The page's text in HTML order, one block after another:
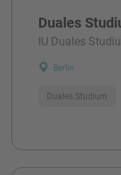
Duales
IU Duales
Berlin
Duales Studium